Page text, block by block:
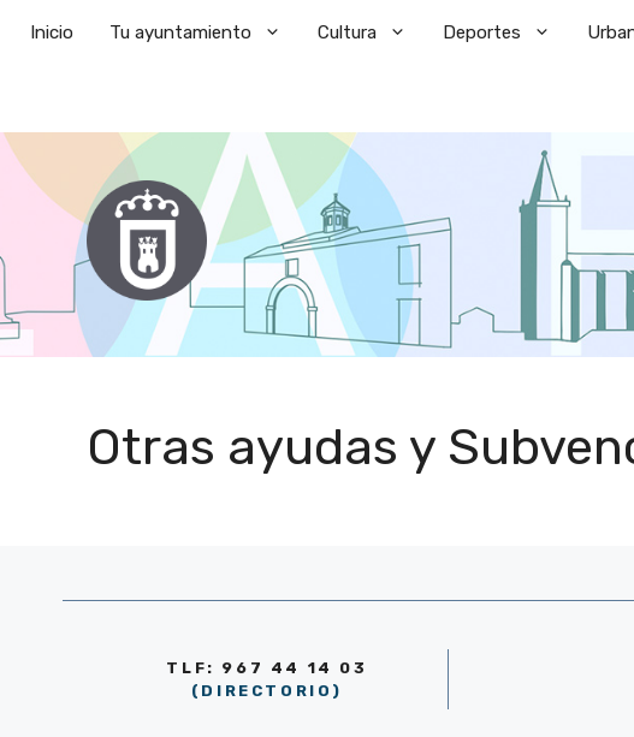
Inicio Tu ayuntamiento Cultura Deportes
Otras ayudas y
TLF: 967 44 14 03
(DIRECTORIO)